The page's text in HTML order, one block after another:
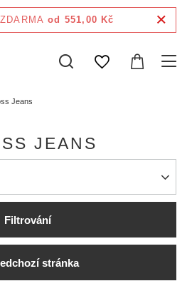
od 551,00 Kč
Jeans
JEANS
Filtrování
stránka